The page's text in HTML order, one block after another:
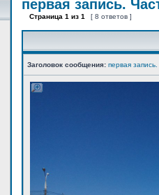
первая запись.
Страница 1 из 1 [ 8 ответов ]
Заголовок сообщения: первая